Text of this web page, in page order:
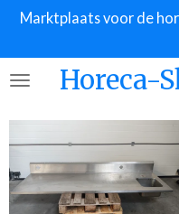
Ga
naar
de
Horeca-
Marktplaats voor de